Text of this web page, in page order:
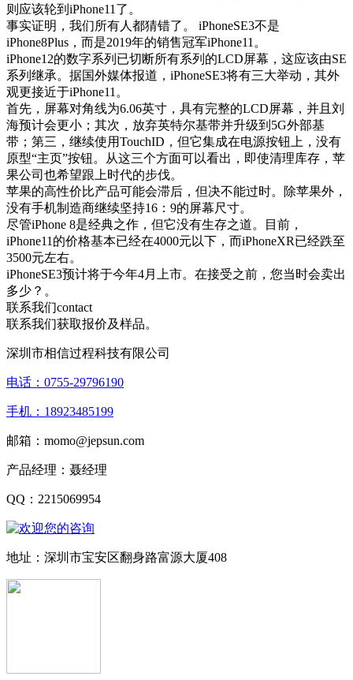
则应该轮到iPhone11了。
事实证明，我们所有人都猜错了。 iPhoneSE3不是
iPhone8Plus，而是2019年的销售冠军iPhone11。
iPhone12的数字系列已切断所有系列的LCD屏幕，这应该由SE
系列继承。据国外媒体报道，iPhoneSE3将有三大举动，其外
观更接近于iPhone11。
首先，屏幕对角线为6.06英寸，具有完整的LCD屏幕，并且刘
海预计会更小；其次，放弃英特尔基带并升级到5G外部基
带；第三，继续使用TouchID，但它集成在电源按钮上，没有
原型“主页”按钮。从这三个方面可以看出，即使清理库存，苹
果公司也希望跟上时代的步伐。
苹果的高性价比产品可能会滞后，但决不能过时。除苹果外，
没有手机制造商继续坚持16：9的屏幕尺寸。
尽管iPhone 8是经典之作，但它没有生存之道。目前，
iPhone11的价格基本已经在4000元以下，而iPhoneXR已经跌至
3500元左右。
iPhoneSE3预计将于今年4月上市。在接受之前，您当时会卖出
多少？。
联系我们contact
联系我们获取报价及样品。
深圳市相信过程科技有限公司
电话：0755-29796190
手机：18923485199
邮箱：momo@jepsun.com
产品经理：聂经理
QQ：2215069954
地址：深圳市宝安区翻身路富源大厦408